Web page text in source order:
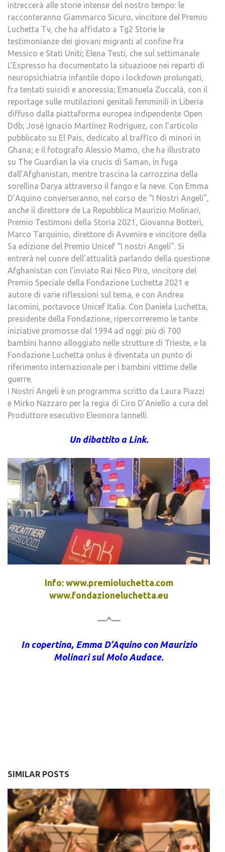
intreccerà alle storie intense del nostro tempo: le
racconteranno Giammarco Sicuro, vincitore del Premio
Luchetta Tv, che ha affidato a Tg2 Storie le
testimonianze dei giovani migranti al confine fra
Messico e Stati Uniti; Elena Testi, che sul settimanale
L’Espresso ha documentato la situazione nei reparti di
neuropsichiatria infantile dopo i lockdown prolungati,
fra tentati suicidi e anoressia; Emanuela Zuccalà, con il
reportage sulle mutilazioni genitali femminili in Liberia
diffuso dalla piattaforma europea indipendente Open
Ddb; José Ignacio Martínez Rodríguez, con l’articolo
pubblicato su El Pais, dedicato al traffico di minori in
Ghana; e il fotografo Alessio Mamo, che ha illustrato
su The Guardian la via crucis di Saman, in fuga
dall’Afghanistan, mentre trascina la carrozzina della
sorellina Darya attraverso il fango e la neve. Con Emma
D’Aquino converseranno, nel corso de “I Nostri Angeli”,
anche il direttore de La Repubblica Maurizio Molinari,
Premio Testimoni della Storia 2021, Giovanna Botteri,
Marco Tarquinio, direttore di Avvenire e vincitore della
5a edizione del Premio Unicef “I nostri Angeli”. Si
entrerà nel cuore dell’attualità parlando della questione
Afghanistan con l’inviato Rai Nico Piro, vincitore del
Premio Speciale della Fondazione Luchetta 2021 e
autore di varie riflessioni sul tema, e con Andrea
Iacomini, portavoce Unicef Italia. Con Daniela Luchetta,
presidente della Fondazione, ripercorreremo le tante
iniziative promosse dal 1994 ad oggi: più di 700
bambini hanno alloggiato nelle strutture di Trieste, e la
Fondazione Luchetta onlus è diventata un punto di
riferimento internazionale per i bambini vittime delle
guerre.
I Nostri Angeli è un programma scritto da Laura Piazzi
e Mirko Nazzaro per la regia di Ciro D’Aniello a cura del
Produttore esecutivo Eleonora Iannelli.
Un dibattito a Link.
Info: www.premioluchetta.com
www.fondazioneluchetta.eu
—^—
In copertina, Emma D’Aquino con Maurizio
Molinari sul Molo Audace.
SIMILAR POSTS